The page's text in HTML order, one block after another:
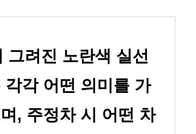
그려진 노란색 실선
각각 어떤 의미를 가
, 주정차 시 어떤 차